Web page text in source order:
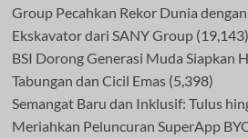
Group Pecahkan Rekor Dunia
Ekskavator dari SANY Group (19,143)
BSI Dorong Generasi Muda Siapkan
Tabungan dan Cicil Emas (5,398)
Semangat Baru dan Inklusif: Tulus
Meriahkan Peluncuran SuperApp